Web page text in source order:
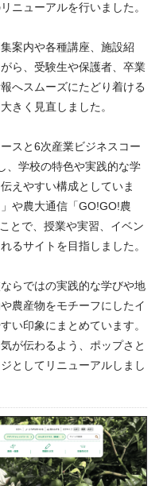
ニューアルを行いました。
案内や各種講座、施設紹
ら、受験生や保護者、卒業
へスムーズにたどり着ける
きく見直しました。
スと6次産業ビジネスコー
、学校の特色や実践的な学
えやすい構成としていま
や農大通信「GO!GO!農
とで、授業や実習、イベン
るサイトを目指しました。
らではの実践的な学びや地
農産物をモチーフにしたイ
い印象にまとめています。
が伝わるよう、ポップさと
としてリニューアルしまし